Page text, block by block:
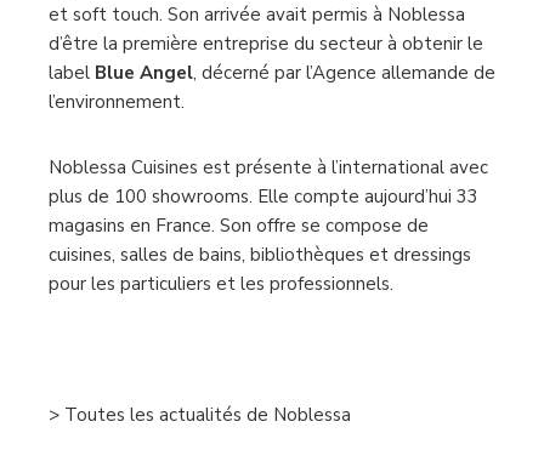
et soft touch. Son arrivée avait permis à Noblessa
d’être la première entreprise du secteur à obtenir le
label Blue Angel, décerné par l’Agence allemande de
l’environnement.
Noblessa Cuisines est présente à l’international avec
plus de 100 showrooms. Elle compte aujourd’hui 33
magasins en France. Son offre se compose de
cuisines, salles de bains, bibliothèques et dressings
pour les particuliers et les professionnels.
> Toutes les actualités de Noblessa